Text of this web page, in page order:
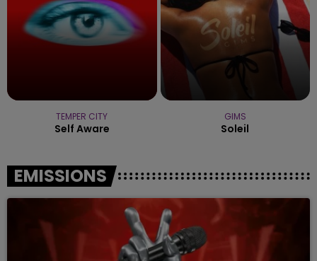
TEMPER CITY
Self Aware
GIMS
Soleil
EMISSIONS